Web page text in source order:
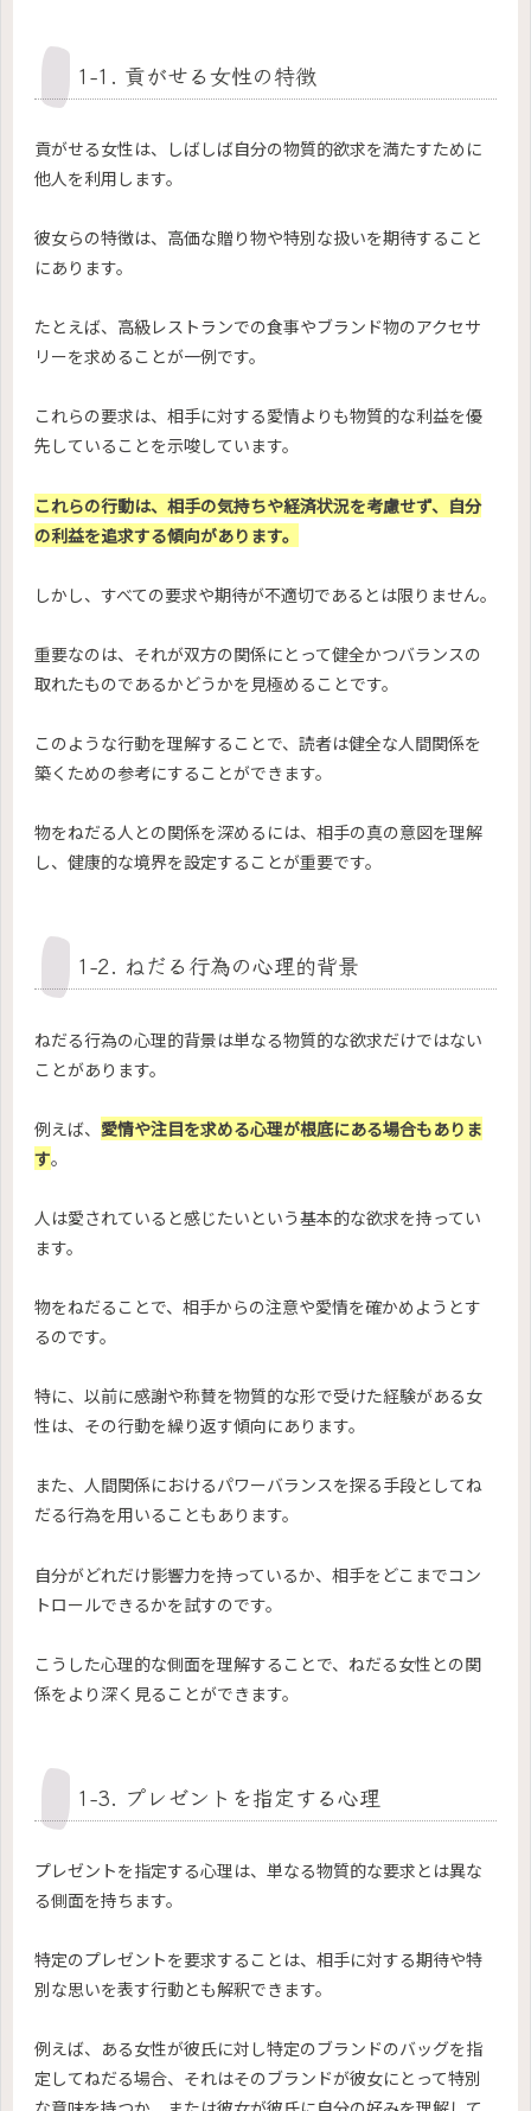
1-1. 貢がせる女性の特徴
貢がせる女性は、しばしば自分の物質的欲求を満たすために
他人を利用します。
彼女らの特徴は、高価な贈り物や特別な扱いを期待すること
にあります。
たとえば、高級レストランでの食事やブランド物のアクセサ
リーを求めることが一例です。
これらの要求は、相手に対する愛情よりも物質的な利益を優
先していることを示唆しています。
これらの行動は、相手の気持ちや経済状況を考慮せず、自分
の利益を追求する傾向があります。
しかし、すべての要求や期待が不適切であるとは限りません。
重要なのは、それが双方の関係にとって健全かつバランスの
取れたものであるかどうかを見極めることです。
このような行動を理解することで、読者は健全な人間関係を
築くための参考にすることができます。
物をねだる人との関係を深めるには、相手の真の意図を理解
し、健康的な境界を設定することが重要です。
1-2. ねだる行為の心理的背景
ねだる行為の心理的背景は単なる物質的な欲求だけではない
ことがあります。
例えば、 愛情や注目を求める心理が根底にある場合もありま
す。
人は愛されていると感じたいという基本的な欲求を持ってい
ます。
物をねだることで、相手からの注意や愛情を確かめようとす
るのです。
特に、以前に感謝や称賛を物質的な形で受けた経験がある女
性は、その行動を繰り返す傾向にあります。
また、人間関係におけるパワーバランスを探る手段としてね
だる行為を用いることもあります。
自分がどれだけ影響力を持っているか、相手をどこまでコン
トロールできるかを試すのです。
こうした心理的な側面を理解することで、ねだる女性との関
係をより深く見ることができます。
1-3. プレゼントを指定する心理
プレゼントを指定する心理は、単なる物質的な要求とは異な
る側面を持ちます。
特定のプレゼントを要求することは、相手に対する期待や特
別な思いを表す行動とも解釈できます。
例えば、ある女性が彼氏に対し特定のブランドのバッグを指
定してねだる場合、それはそのブランドが彼女にとって特別